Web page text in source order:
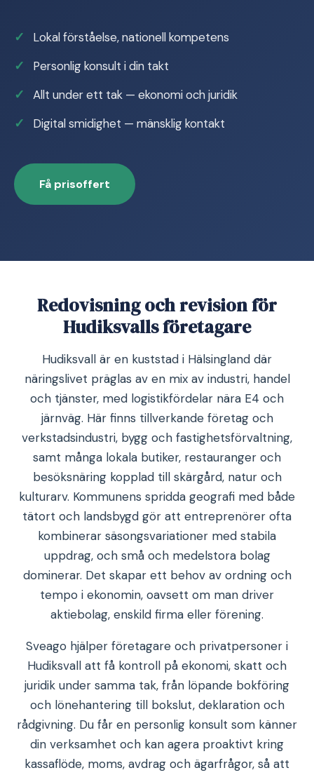
Lokal förståelse, nationell kompetens
Personlig konsult i din takt
Allt under ett tak — ekonomi och juridik
Digital smidighet — mänsklig kontakt
Få prisoffert
Redovisning och revision för
Hudiksvalls företagare
Hudiksvall är en kuststad i Hälsingland där
näringslivet präglas av en mix av industri, handel
och tjänster, med logistikfördelar nära E4 och
järnväg. Här finns tillverkande företag och
verkstadsindustri, bygg och fastighetsförvaltning,
samt många lokala butiker, restauranger och
besöksnäring kopplad till skärgård, natur och
kulturarv. Kommunens spridda geografi med både
tätort och landsbygd gör att entreprenörer ofta
kombinerar säsongsvariationer med stabila
uppdrag, och små och medelstora bolag
dominerar. Det skapar ett behov av ordning och
tempo i ekonomin, oavsett om man driver
aktiebolag, enskild firma eller förening.
Sveago hjälper företagare och privatpersoner i
Hudiksvall att få kontroll på ekonomi, skatt och
juridik under samma tak, från löpande bokföring
och lönehantering till bokslut, deklaration och
rådgivning. Du får en personlig konsult som känner
din verksamhet och kan agera proaktivt kring
kassaflöde, moms, avdrag och ägarfrågor, så att